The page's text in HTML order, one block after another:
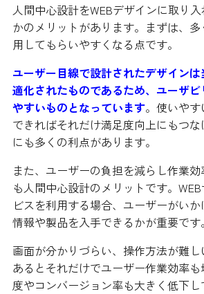
人間中心設計をWEBデザインに取り
かのメリットがあります。まずは、
用してもらいやすくなる点です。
ユーザー目線で設計されたデザイン
適化されたものであるため、ユーザ
やすいものとなっています。使いや
できればそれだけ満足度向上にもつ
にも多くの利点があります。
また、ユーザーの負担を減らし作業
も人間中心設計のメリットです。
ビスを利用する場合、ユーザーがい
情報や製品を入手できるかが重要です。
画面が分かりづらい、操作方法が難
あるとそれだけでユーザー作業効率
度やコンバージョン率も大きく低下し